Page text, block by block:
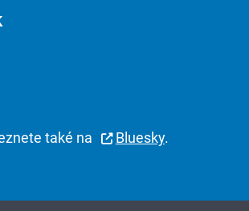
také na Bluesky.